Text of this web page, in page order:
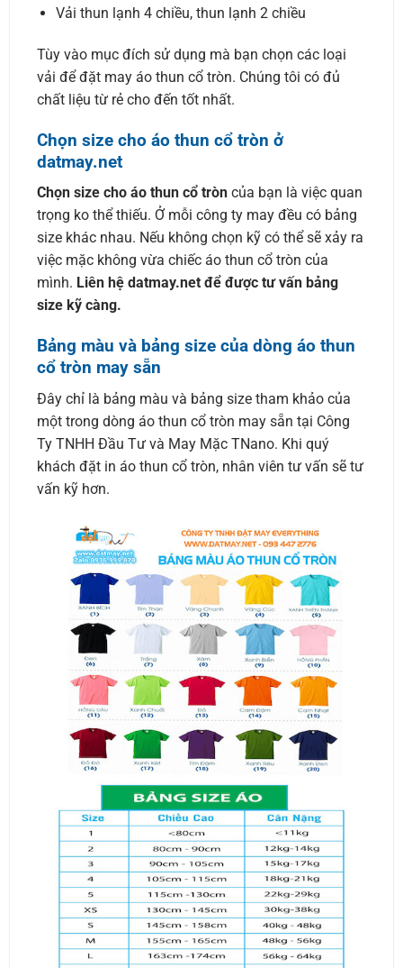
Vải thun lạnh 4 chiều, thun lạnh 2 chiều
Tùy vào mục đích sử dụng mà bạn chọn các loại
vải để đặt may áo thun cổ tròn. Chúng tôi có đủ
chất liệu từ rẻ cho đến tốt nhất.
Chọn size cho áo thun cổ tròn ở
datmay.net
Chọn size cho áo thun cổ tròn của bạn là việc quan
trọng ko thể thiếu. Ở mỗi công ty may đều có bảng
size khác nhau. Nếu không chọn kỹ có thể sẽ xảy ra
việc mặc không vừa chiếc áo thun cổ tròn của
mình. Liên hệ datmay.net để được tư vấn bảng
size kỹ càng.
Bảng màu và bảng size của dòng áo thun
cổ tròn may sẵn
Đây chỉ là bảng màu và bảng size tham khảo của
một trong dòng áo thun cổ tròn may sẵn tại Công
Ty TNHH Đầu Tư và May Mặc TNano. Khi quý
khách đặt in áo thun cổ tròn, nhân viên tư vấn sẽ tư
vấn kỹ hơn.